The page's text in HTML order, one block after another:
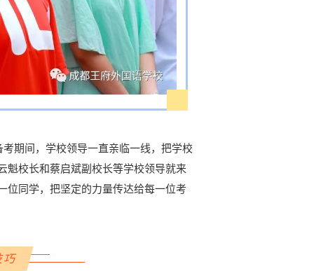
期间，学校领导一直亲临一线，把学校
魁校长和蔡启斌副校长等学校领导就来
位同学，把坚定的力量传达给每一位考
巧